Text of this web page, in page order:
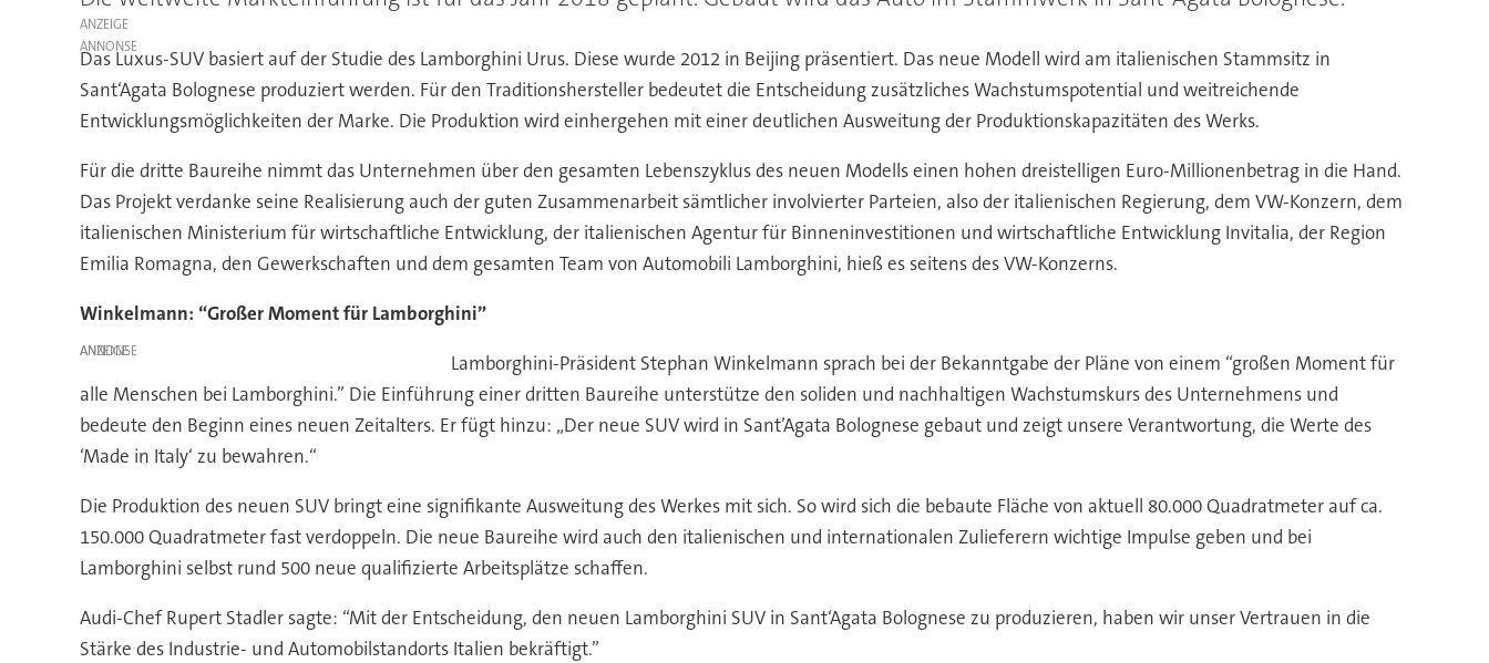
ANZEIGE
Das Luxus-SUV basiert auf der Studie des Lamborghini Urus. Diese wurde 2012 in Beijing präsentiert. Das neue Modell wird am italienischen Stammsitz in
Sant‘Agata Bolognese produziert werden. Für den Traditionshersteller bedeutet die Entscheidung zusätzliches Wachstumspotential und weitreichende
Entwicklungsmöglichkeiten der Marke. Die Produktion wird einhergehen mit einer deutlichen Ausweitung der Produktionskapazitäten des Werks.
Für die dritte Baureihe nimmt das Unternehmen über den gesamten Lebenszyklus des neuen Modells einen hohen dreistelligen Euro-Millionenbetrag in die Hand.
Das Projekt verdanke seine Realisierung auch der guten Zusammenarbeit sämtlicher involvierter Parteien, also der italienischen Regierung, dem VW-Konzern, dem
italienischen Ministerium für wirtschaftliche Entwicklung, der italienischen Agentur für Binneninvestitionen und wirtschaftliche Entwicklung Invitalia, der Region
Emilia Romagna, den Gewerkschaften und dem gesamten Team von Automobili Lamborghini, hieß es seitens des VW-Konzerns.
Winkelmann: “Großer Moment für Lamborghini”
ANZEIGE
Lamborghini-Präsident Stephan Winkelmann sprach bei der Bekanntgabe der Pläne von einem “großen Moment für
alle Menschen bei Lamborghini.” Die Einführung einer dritten Baureihe unterstütze den soliden und nachhaltigen Wachstumskurs des Unternehmens und
bedeute den Beginn eines neuen Zeitalters. Er fügt hinzu: „Der neue SUV wird in Sant’Agata Bolognese gebaut und zeigt unsere Verantwortung, die Werte des
‘Made in Italy‘ zu bewahren.“
Die Produktion des neuen SUV bringt eine signifikante Ausweitung des Werkes mit sich. So wird sich die bebaute Fläche von aktuell 80.000 Quadratmeter auf ca.
150.000 Quadratmeter fast verdoppeln. Die neue Baureihe wird auch den italienischen und internationalen Zulieferern wichtige Impulse geben und bei
Lamborghini selbst rund 500 neue qualifizierte Arbeitsplätze schaffen.
Audi-Chef Rupert Stadler sagte: “Mit der Entscheidung, den neuen Lamborghini SUV in Sant‘Agata Bolognese zu produzieren, haben wir unser Vertrauen in die
Stärke des Industrie- und Automobilstandorts Italien bekräftigt.”